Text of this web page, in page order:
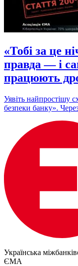
«Тобі за це
правда — і
працюють
Уявіть найпростішу
безпеки банку».
Українська
ЄМА